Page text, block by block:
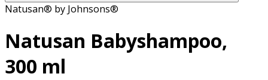
Natusan® by Johnsons®
Natusan Babyshampoo,
300 ml